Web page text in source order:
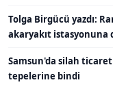
Tolga Birgücü yazdı:
akaryakıt istasyonuna
Samsun'da silah
tepelerine bindi